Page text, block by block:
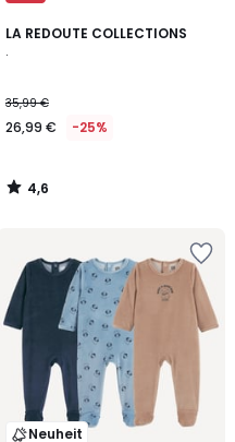
LA REDOUTE COLLECTIONS
.
35,99 €
26,99 € -25%
4,6
4,6
/
Neuheit